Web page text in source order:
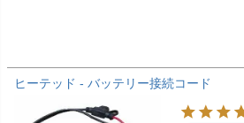
ヒーテッド - バッテリー接続コード